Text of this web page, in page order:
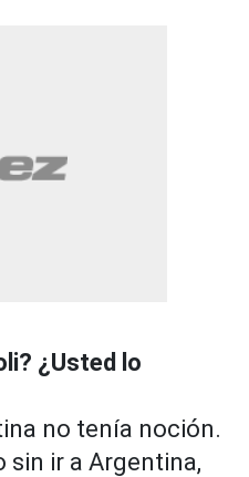
¿Usted lo
no tenía noción.
sin ir a Argentina,